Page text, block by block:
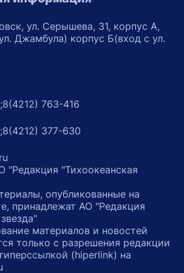
ул. Серышева, 31, корпус А,
Джамбула) корпус Б(вход с ул.
8(4212) 763-416
8(4212) 377-630
"Редакция "Тихоокеанская
опубликованные на
принадлежат АО "Редакция
материалов и новостей
только с разрешения редакции
(hiperlink) на